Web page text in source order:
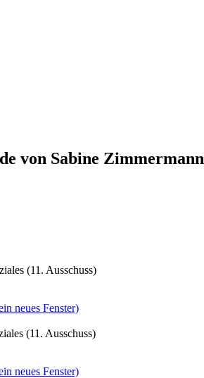
von Sabine Zimmermann
(11. Ausschuss)
neues Fenster)
(11. Ausschuss)
neues Fenster)